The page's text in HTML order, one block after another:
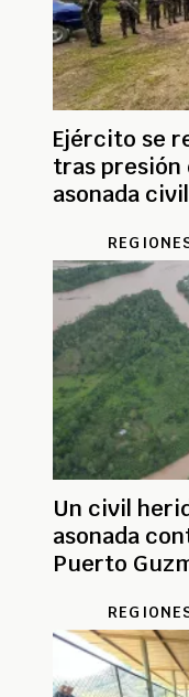
Ejército se
tras presión
asonada civil
Un civil
asonada
Puerto